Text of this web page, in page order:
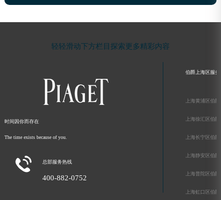
轻轻滑动下方栏目探索更多精彩内容
时间因你而存在
The time exists because of you.
 总部服务热线
400-882-0752
伯爵上海区服务
上海黄浦区伯
上海徐汇区伯
上海长宁区伯
上海静安区伯
上海普陀区伯
上海虹口区伯